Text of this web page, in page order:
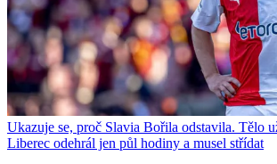
Ukazuje se, proč Slavia Bořila odstavila. Tělo
Liberec odehrál jen půl hodiny a musel střídat